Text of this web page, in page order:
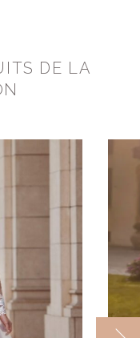
DE LA